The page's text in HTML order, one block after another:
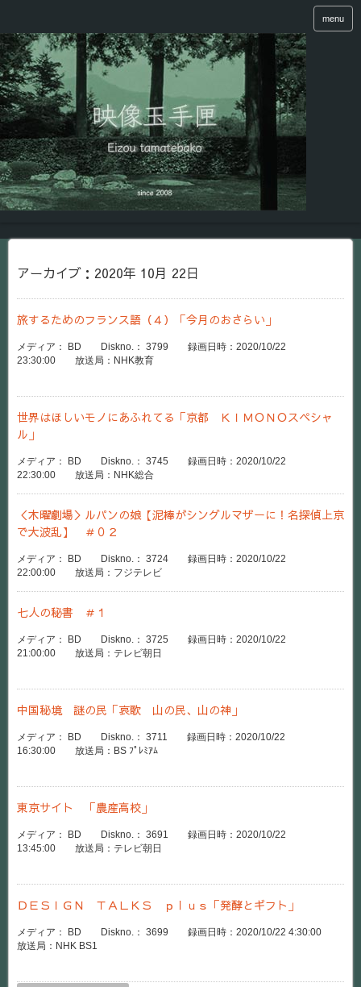
menu
アーカイブ：2020年 10月 22日
旅するためのフランス語（４）「今月のおさらい」
メディア： BD Diskno.： 3799 録画日時：2020/10/22
23:30:00 放送局：NHK教育
世界はほしいモノにあふれてる「京都 ＫＩＭＯＮＯスペシャ
ル」
メディア： BD Diskno.： 3745 録画日時：2020/10/22
22:30:00 放送局：NHK総合
＜木曜劇場＞ルパンの娘【泥棒がシングルマザーに！名探偵上京
で大波乱】 ＃０２
メディア： BD Diskno.： 3724 録画日時：2020/10/22
22:00:00 放送局：フジテレビ
七人の秘書 ＃１
メディア： BD Diskno.： 3725 録画日時：2020/10/22
21:00:00 放送局：テレビ朝日
中国秘境 謎の民「哀歌 山の民、山の神」
メディア： BD Diskno.： 3711 録画日時：2020/10/22
16:30:00 放送局：BS ﾌﾟﾚﾐｱﾑ
東京サイト 「農産高校」
メディア： BD Diskno.： 3691 録画日時：2020/10/22
13:45:00 放送局：テレビ朝日
ＤＥＳＩＧＮ ＴＡＬＫＳ ｐｌｕｓ「発酵とギフト」
メディア： BD Diskno.： 3699 録画日時：2020/10/22 4:30:00
放送局：NHK BS1